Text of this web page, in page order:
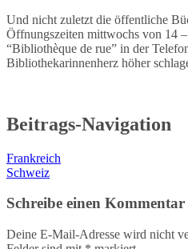
Und nicht zuletzt die öffentliche
Öffnungszeiten mittwochs von 14
“Bibliothèque de rue” in der
Bibliothekarinnenherz höher
Beitrags-Navigation
Frankreich
Schweiz
Schreibe einen Kommentar
Deine E-Mail-Adresse wird nicht